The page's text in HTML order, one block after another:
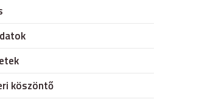
köszöntő